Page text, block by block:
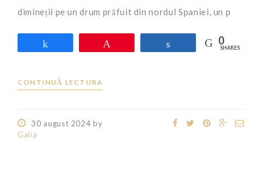
dimineții pe un drum prăfuit din nordul Spaniei, un p
0
SHARES
CONTINUĂ LECTURA
30 august 2024 by
Galia